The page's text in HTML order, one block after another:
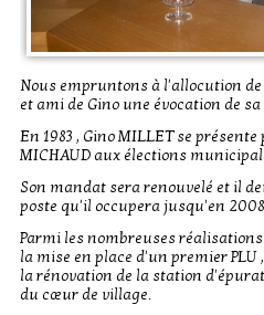
Nous empruntons à l'allocution de
et ami de Gino une évocation de
En 1983 , Gino MILLET se
MICHAUD aux élections
Son mandat sera renouvelé et il
poste qu'il occupera jusqu'en 2008
Parmi les nombreuses
la mise en place d'un premier
la rénovation de la station
du cœur de village.